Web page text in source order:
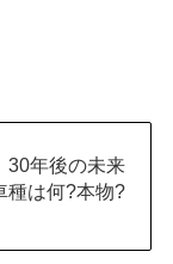
30年後の未来
種は何?本物?